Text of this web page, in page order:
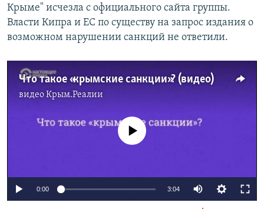
Крыме" исчезла с официального сайта группы.
Власти Кипра и ЕС по существу на запрос издания о
возможном нарушении санкций не ответили.
Что такое «крымские санкции»? (видео)
видеоКрым.Реалии
No media source currently available
0:00 3:04